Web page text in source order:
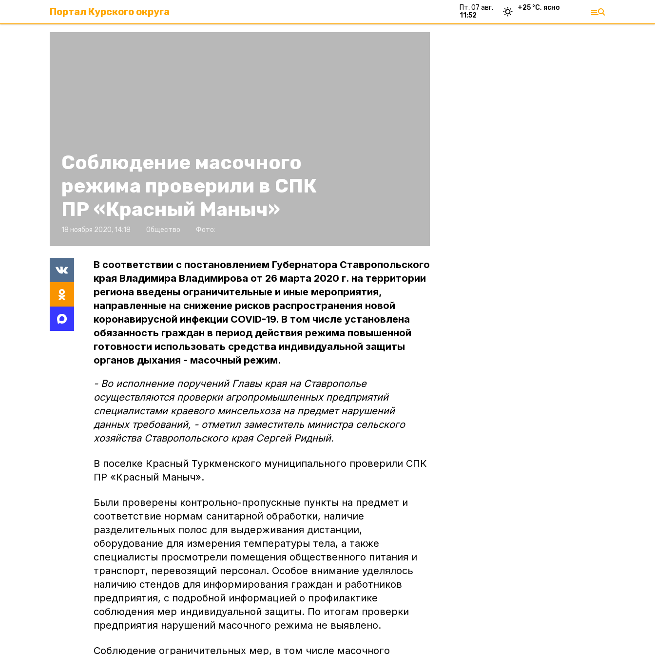
Портал Курского округа
пт, 07 авг.
11:52
+25 °С, ясно
Соблюдение масочного
режима проверили в СПК
ПР «Красный Маныч»
18 ноября 2020, 14:18 Общество Фото:
В соответствии с постановлением Губернатора Ставропольского
края Владимира Владимирова от 26 марта 2020 г. на территории
региона введены ограничительные и иные мероприятия,
направленные на снижение рисков распространения новой
коронавирусной инфекции COVID-19. В том числе установлена
обязанность граждан в период действия режима повышенной
готовности использовать средства индивидуальной защиты
органов дыхания - масочный режим.
- Во исполнение поручений Главы края на Ставрополье
осуществляются проверки агропромышленных предприятий
специалистами краевого минсельхоза на предмет нарушений
данных требований, - отметил заместитель министра сельского
хозяйства Ставропольского края Сергей Ридный.
В поселке Красный Туркменского муниципального проверили СПК
ПР «Красный Маныч».
Были проверены контрольно-пропускные пункты на предмет и
соответствие нормам санитарной обработки, наличие
разделительных полос для выдерживания дистанции,
оборудование для измерения температуры тела, а также
специалисты просмотрели помещения общественного питания и
транспорт, перевозящий персонал. Особое внимание уделялось
наличию стендов для информирования граждан и работников
предприятия, с подробной информацией о профилактике
соблюдения мер индивидуальной защиты. По итогам проверки
предприятия нарушений масочного режима не выявлено.
Соблюдение ограничительных мер, в том числе масочного